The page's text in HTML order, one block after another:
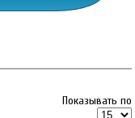
Показывать по